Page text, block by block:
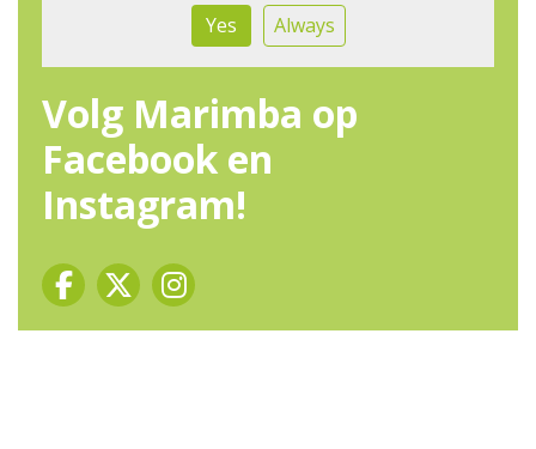
Yes Always
Volg Marimba op
Facebook en
Instagram!